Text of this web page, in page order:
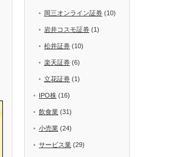
岡三オンライン証券 (10)
岩井コスモ証券 (1)
松井証券 (10)
楽天証券 (6)
立花証券 (1)
IPO株 (16)
飲食業 (31)
小売業 (24)
サービス業 (29)